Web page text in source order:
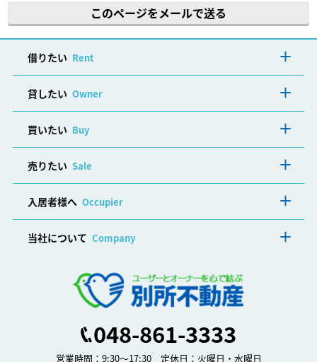
このページをメールで送る
借りたい Rent
貸したい Owner
買いたい Buy
売りたい Sale
入居者様へ Occupier
当社について Company
048-861-3333
営業時間：9:30～17:30 定休日：火曜日・水曜日